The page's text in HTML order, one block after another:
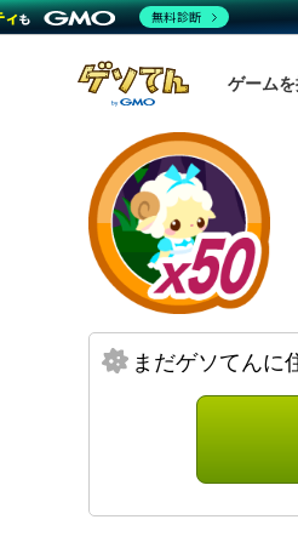
ゲーム
まだゲソてんに
無料診断